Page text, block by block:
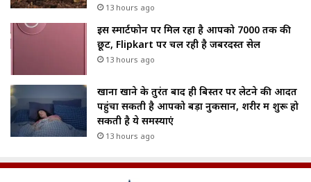
13 hours ago
इस स्मार्टफोन पर मिल रहा है आपको ₹7000 तक की
छूट, Flipkart पर चल रही है जबरदस्त सेल
13 hours ago
खाना खाने के तुरंत बाद ही बिस्तर पर लेटने की आदत
पहुंचा सकती है आपको बड़ा नुकसान, शरीर में शुरू हो
सकती है ये समस्याएं
13 hours ago